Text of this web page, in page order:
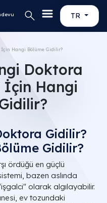
TR
Hangi Bölüme Gidilir?
Doktora
İçin Hangi
Gidilir?
Gidilir?
ördüğü en güçlü
bazen aslında
olarak algılayabilir.
ev tozundaki